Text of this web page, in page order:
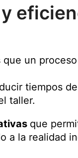
un
tiempos
taller.
que
a la realidad